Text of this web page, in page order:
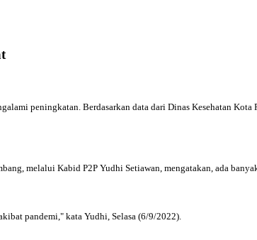
peningkatan. Berdasarkan data dari Dinas Kesehatan
melalui Kabid P2P Yudhi Setiawan, mengatakan, ada
pandemi," kata Yudhi, Selasa (6/9/2022).